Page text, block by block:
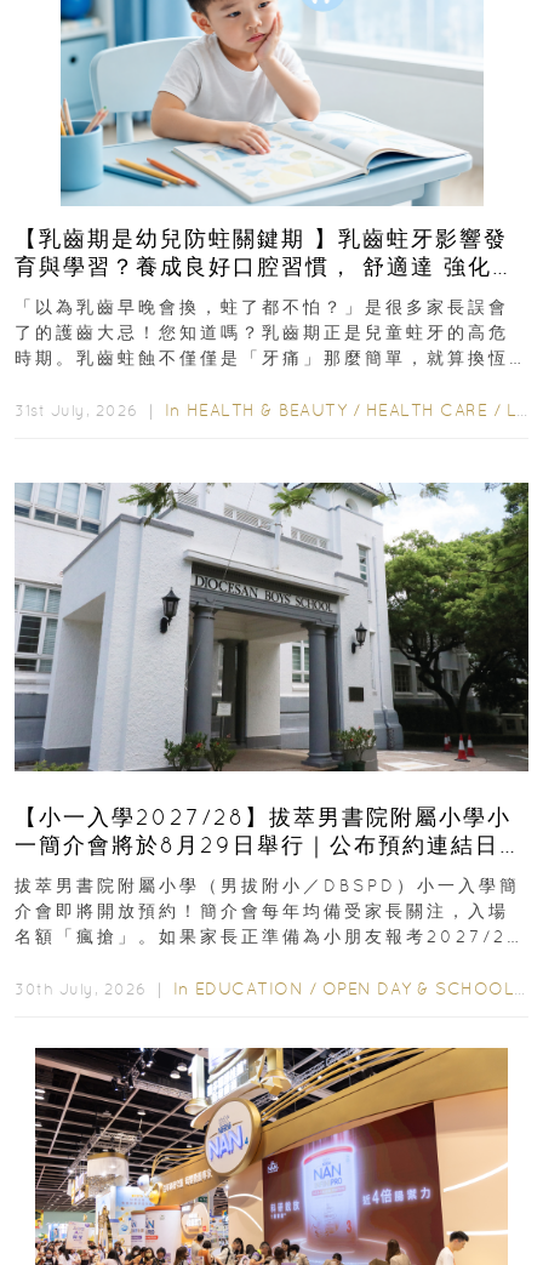
【乳齒期是幼兒防蛀關鍵期 】乳齒蛀牙影響發
育與學習？養成良好口腔習慣， 舒適達 強化琺
瑯質 兒童牙膏防護指南
「以為乳齒早晚會換，蛀了都不怕？」是很多家長誤會
了的護齒大忌！您知道嗎？乳齒期正是兒童蛀牙的高危
時期。乳齒蛀蝕不僅僅是「牙痛」那麼簡單，就算換恆
31st July, 2026 ｜ In HEALTH & BEAUTY / HEALTH CARE / LIFESTYLE
【小一入學2027/28】拔萃男書院附屬小學小
一簡介會將於8月29日舉行｜公布預約連結日期
｜更設有網上重溫
拔萃男書院附屬小學（男拔附小／DBSPD）小一入學簡
介會即將開放預約！簡介會每年均備受家長關注，入場
名額「瘋搶」。如果家長正準備為小朋友報考2027/28
30th July, 2026 ｜ In EDUCATION / OPEN DAY & SCHOOL EVENTS